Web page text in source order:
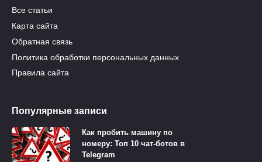
Все статьи
Карта сайта
Обратная связь
Политика обработки персональных данных
Правила сайта
Популярные записи
Как пробить машину по
номеру: Топ 10 чат-ботов в
Telegram